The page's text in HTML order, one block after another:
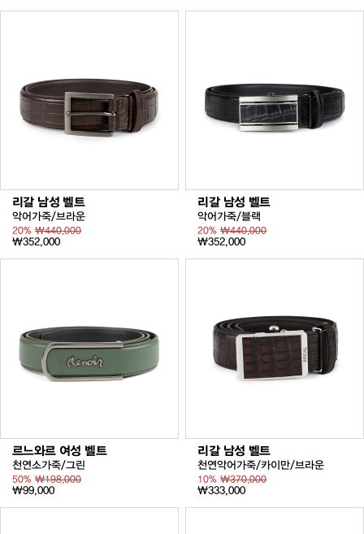
리갈 남성 벨트
악어가죽/브라운
20% ₩440,000
₩352,000
리갈 남성 벨트
악어가죽/블랙
20%₩440,000
₩352,000
르느와르 여성 벨트
천연소가죽/그린
50% ₩198,000
₩99,000
리갈 남성 벨트
천연악어가죽/카이만/브라운
10%₩370,000
₩333,000